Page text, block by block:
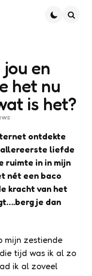
en
het nu
is het?
ontdekte
allereerste liefde
ruimte in in mijn
nét een baco
kracht van het
je dan
mijn zestiende
tijd was ik al zo
ik al zoveel